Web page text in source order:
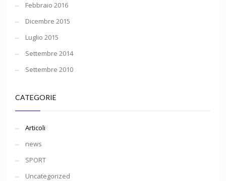
Febbraio 2016
Dicembre 2015
Luglio 2015
Settembre 2014
Settembre 2010
CATEGORIE
Articoli
news
SPORT
Uncategorized